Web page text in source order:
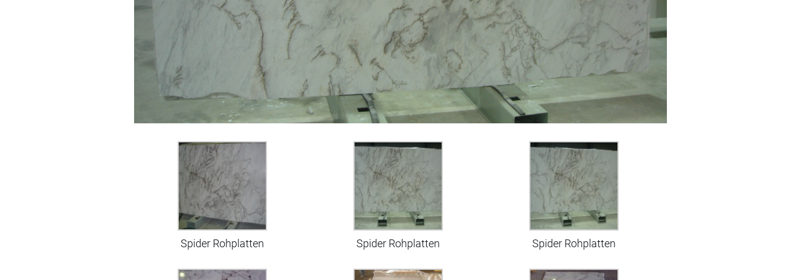
Spider Rohplatten Spider Rohplatten Spider Rohplatten